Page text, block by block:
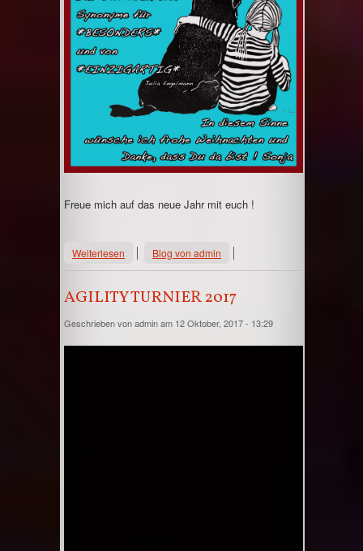
Freue mich auf das neue Jahr mit euch !
Weiterlesen über Frohe Weihnachten 2017
Blog von admin
AGILITY TURNIER 2017
Geschrieben vonadminam 12 Oktober, 2017 - 13:29